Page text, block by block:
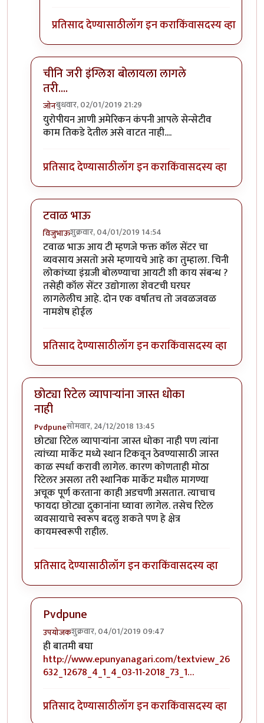
प्रतिसाद देण्यासाठीलॉग इन कराकिंवासदस्य व्हा
चीनि जरी इंग्लिश बोलायला लागले
तरी....
जोनबुधवार, 02/01/2019 21:29
In reply toआयटीबद्दल सहमत....चीनी लोकby
युरोपीयन आणी अमेरिकन कंपनी आपले सेन्सेटीव
काम तिकडे देतील असे वाटत नाही....
प्रतिसाद देण्यासाठीलॉग इन कराकिंवासदस्य व्हा
टवाळ भाऊ
विजुभाऊशुक्रवार, 04/01/2019 14:54
In reply toआयटीबद्दल सहमत....चीनी लोकby
टवाळ भाऊ आय टी म्हणजे फक्त कॉल सेंटर चा
व्यवसाय असतो असे म्हणायचे आहे का तुम्हाला. चिनी
लोकांच्या इंग्रजी बोलण्याचा आयटी शी काय संबन्ध ?
तसेही कॉल सेंटर उद्योगाला शेवटची घरघर
लागलेलीच आहे. दोन एक वर्षातच तो जवळजवळ
नामशेष होईल
प्रतिसाद देण्यासाठीलॉग इन कराकिंवासदस्य व्हा
छोट्या रिटेल व्यापाऱ्यांना जास्त धोका
नाही
Pvdpuneसोमवार, 24/12/2018 13:45
छोट्या रिटेल व्यापाऱ्यांना जास्त धोका नाही पण त्यांना
त्यांच्या मार्केट मध्ये स्थान टिकवून ठेवण्यासाठी जास्त
काळ स्पर्धा करावी लागेल. कारण कोणताही मोठा
रिटेलर असला तरी स्थानिक मार्केट मधील मागण्या
अचूक पूर्ण करताना काही अडचणी असतात. त्याचाच
फायदा छोट्या दुकानांना घ्यावा लागेल. तसेच रिटेल
व्यवसायाचे स्वरूप बदलु शकते पण हे क्षेत्र
कायमस्वरूपी राहील.
प्रतिसाद देण्यासाठीलॉग इन कराकिंवासदस्य व्हा
Pvdpune
उपयोजकशुक्रवार, 04/01/2019 09:47
In reply toछोट्या रिटेल व्यापाऱ्यांना जास्त धोका नाही
ही बातमी बघा
http://www.epunyanagari.com/textview_26
632_12678_4_1_4_03-11-2018_73_1…
प्रतिसाद देण्यासाठीलॉग इन कराकिंवासदस्य व्हा